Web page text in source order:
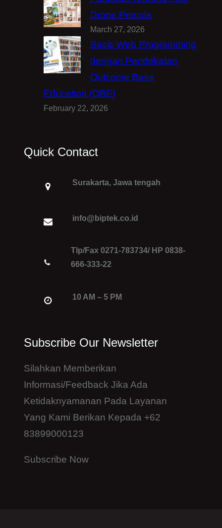
Drone Pemula
March 27, 2026
Basic Web Programming
dengan Pendekatan
Outcome Base
Education (OBE)
February 22, 2026
Quick Contact
Surakarta, Jawa tengah
info@biptek.co.id
Tlp/Fax 0271-783734/ HP 0838-
666-333-22
10 AM – 5 PM
Subscribe Our Newsletter
Silahkan Memberikan
Informasi/feedback Jika Ada
Ketidaknyamanan Pada Layanan
Yang Kami Berikan Kepada +62
83899000123
Subscribe Now